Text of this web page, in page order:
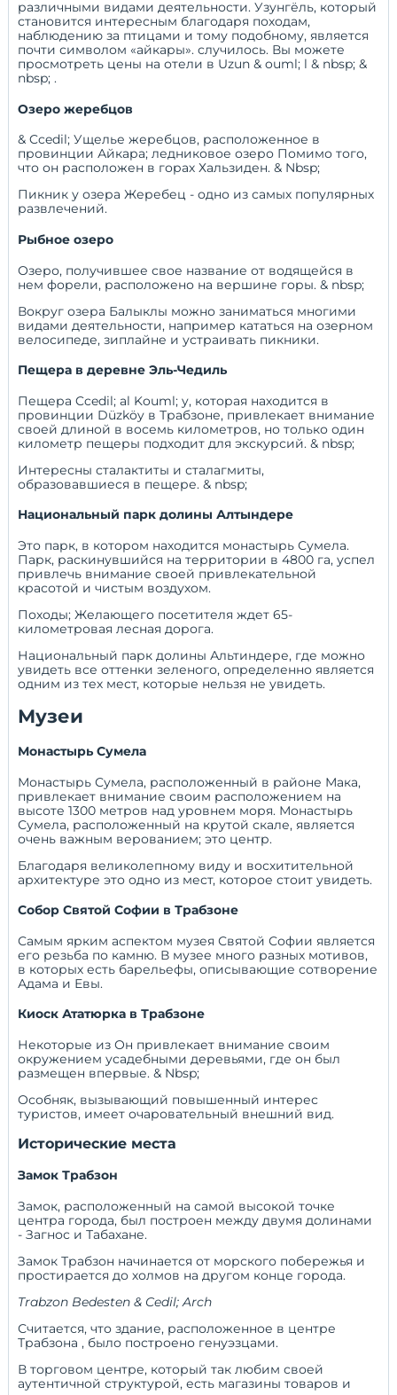
различными видами деятельности. Узунгёль, который
становится интересным благодаря походам,
наблюдению за птицами и тому подобному, является
почти символом «айкары». случилось. Вы можете
просмотреть цены на отели в Uzun & ouml; l & nbsp; &
nbsp;.
Озеро жеребцов
& Ccedil; Ущелье жеребцов, расположенное в
провинции Айкара; ледниковое озеро Помимо того,
что он расположен в горах Хальзиден. & Nbsp;
Пикник у озера Жеребец - одно из самых популярных
развлечений.
Рыбное озеро
Озеро, получившее свое название от водящейся в
нем форели, расположено на вершине горы. & nbsp;
Вокруг озера Балыклы можно заниматься многими
видами деятельности, например кататься на озерном
велосипеде, зиплайне и устраивать пикники.
Пещера в деревне Эль-Чедиль
Пещера Ccedil; al Kouml; y, которая находится в
провинции Düzköy в Трабзоне, привлекает внимание
своей длиной в восемь километров, но только один
километр пещеры подходит для экскурсий. & nbsp;
Интересны сталактиты и сталагмиты,
образовавшиеся в пещере. & nbsp;
Национальный парк долины Алтындере
Это парк, в котором находится монастырь Сумела.
Парк, раскинувшийся на территории в 4800 га, успел
привлечь внимание своей привлекательной
красотой и чистым воздухом.
Походы; Желающего посетителя ждет 65-
километровая лесная дорога.
Национальный парк долины Альтиндере, где можно
увидеть все оттенки зеленого, определенно является
одним из тех мест, которые нельзя не увидеть.
Музеи
Монастырь Сумела
Монастырь Сумела, расположенный в районе Мака,
привлекает внимание своим расположением на
высоте 1300 метров над уровнем моря. Монастырь
Сумела, расположенный на крутой скале, является
очень важным верованием; это центр.
Благодаря великолепному виду и восхитительной
архитектуре это одно из мест, которое стоит увидеть.
Собор Святой Софии в Трабзоне
Самым ярким аспектом музея Святой Софии является
его резьба по камню. В музее много разных мотивов,
в которых есть барельефы, описывающие сотворение
Адама и Евы.
Киоск Ататюрка в Трабзоне
Некоторые из Он привлекает внимание своим
окружением усадебными деревьями, где он был
размещен впервые. & Nbsp;
Особняк, вызывающий повышенный интерес
туристов, имеет очаровательный внешний вид.
Исторические места
Замок Трабзон
Замок, расположенный на самой высокой точке
центра города, был построен между двумя долинами
- Загнос и Табахане.
Замок Трабзон начинается от морского побережья и
простирается до холмов на другом конце города.
Trabzon Bedesten & Cedil; Arch
Считается, что здание, расположенное в центре
Трабзона, было построено генуэзцами.
В торговом центре, который так любим своей
аутентичной структурой, есть магазины товаров и